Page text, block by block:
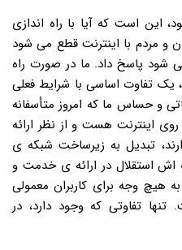
است که آیا با راه اندازی
و مردم با اینترنت قطع می شود
شود پاسخ داد. ما در صورت راه
یک تفاوت اساسی با شرایط فعلی
و حساس ما که امروز متأسفانه
اینترنت هست و از نظر ارائه
تبدیل به زیرساخت شبکه ی
اش استقلال در ارائه ی خدمت و
هیچ وجه برای کاربران معمولی
تفاوتی که وجود دارد، در